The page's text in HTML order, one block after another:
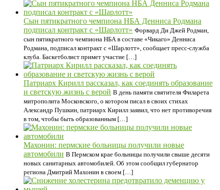
Сын пятикратного чемпиона НБА Денниса Родмана
подписал контракт с «Шарлотт» Форвард Ди Джей Родман,
сын пятикратного чемпиона НБА в составе «Чикаго» Денниса
Родмана, подписал контракт с «Шарлотт», сообщает пресс‑служба
клуба. Баскетболист примет участие […]
Патриарх Кирилл рассказал, как соединять образование
и светскую жизнь с верой В день памяти святителя Филарета
митрополита Московского, о котором писал в своих стихах
Александр Пушкин, патриарх Кирилл заявил, что нет противоречия
в том, чтобы быть образованным […]
Махонин: пермские больницы получили новые
автомобили В Пермском крае больницы получили свыше десяти
новых санитарных автомобилей. Об этом сообщил губернатор
региона Дмитрий Махонин в своем […]